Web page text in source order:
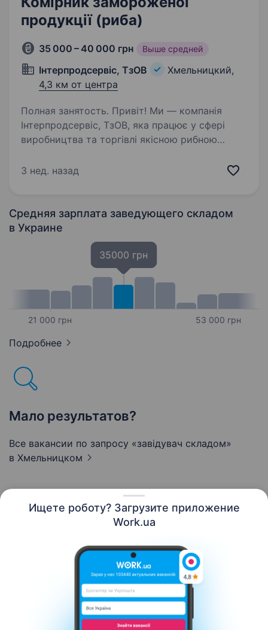
Ищете роботу? Загрузите приложение
Work.ua
продукції (риба)
35 000 – 40 000 грн Выше средней
Інтерпродсервіс, ТзОВ
Хмельницкий,
4,3 км от центра
Полная занятость. Привіт! Ми — компанія
Інтерпродсервіс, ТзОВ, яка працює у сфері
виробництва та торгівлі якісною рибною
команди Комірника у місті Хмельницький.
3 нед. назад
Средняя зарплата заведующего складом
в Украине
21 000 грн
35000 грн
53 000 грн
Подробнее
Мало результатов?
Все вакансии по запросу «завідувач складом»
в Хмельницком
Контакты О нас
Карьера